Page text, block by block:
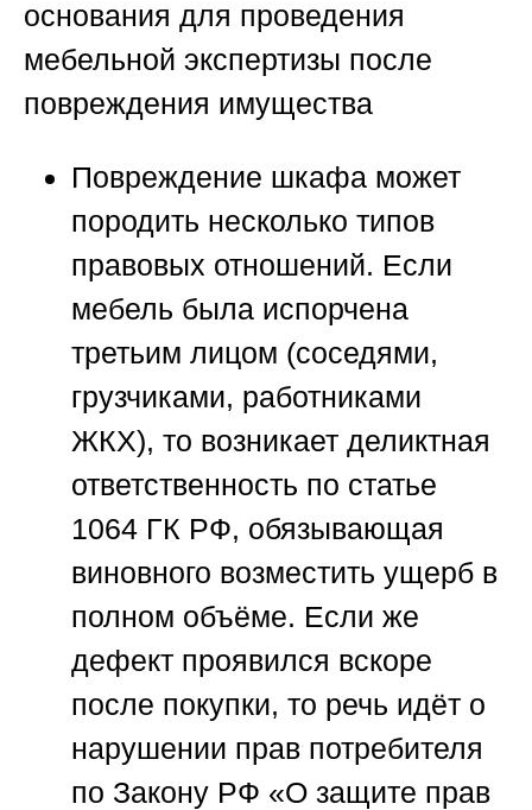
основания для проведения
мебельной экспертизы после
повреждения имущества
Повреждение шкафа может
породить несколько типов
правовых отношений. Если
мебель была испорчена
третьим лицом (соседями,
грузчиками, работниками
ЖКХ), то возникает деликтная
ответственность по статье
1064 ГК РФ, обязывающая
виновного возместить ущерб в
полном объёме. Если же
дефект проявился вскоре
после покупки, то речь идёт о
нарушении прав потребителя
по Закону РФ «О защите прав